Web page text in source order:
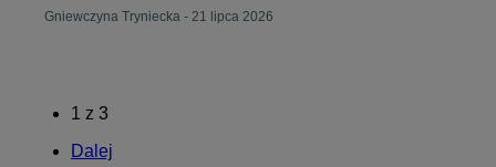
Gniewczyna Tryniecka - 21 lipca 2026
1 z 3
Dalej